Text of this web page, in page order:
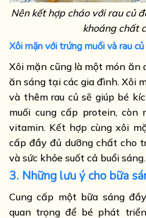
Nên kết hợp cháo với rau củ
khoáng chất
Xôi mặn với trứng muối và rau củ
Xôi mặn cũng là một món ăn
ăn sáng tại các gia đình. Xôi
và thêm rau củ sẽ giúp bé
muối cung cấp protein, còn
vitamin. Kết hợp cùng xôi
cấp đầy đủ dưỡng chất cho
và sức khỏe suốt cả buổi sáng.
3. Những lưu ý cho bữa
Cung cấp một bữa sáng
quan trọng để bé phát